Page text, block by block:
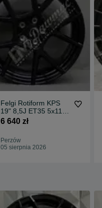
Felgi Rotiform KPS
19" 8,5J ET35 5x112
Matte Black Face w/
6 640 zł
Perzów
05 sierpnia 2026